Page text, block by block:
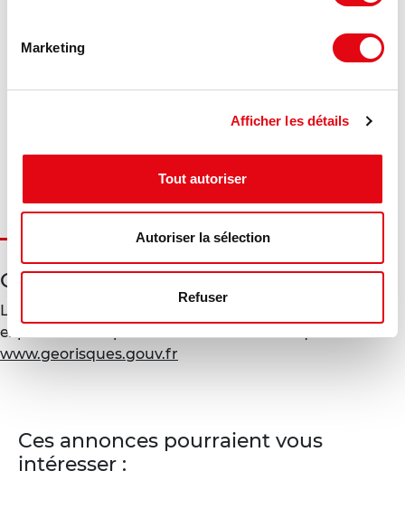
Marketing
Afficher les détails
Tout autoriser
Autoriser la sélection
Refuser
Consommation énergétique :
Diagnostic en cours de réalisation
Géorisques
Les informations sur les risques auxquels ce bien est
exposé sont disponibles sur le site Géorisques :
www.georisques.gouv.fr
Ces annonces pourraient vous
intéresser :